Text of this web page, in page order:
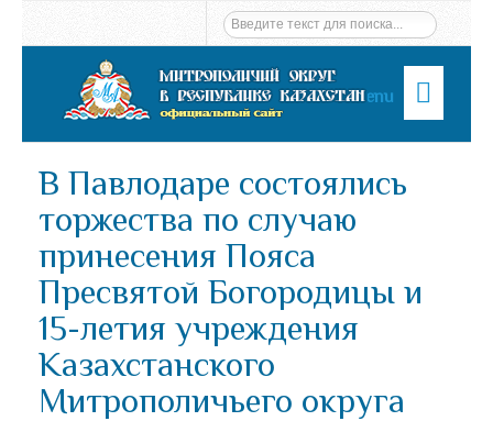
Menu
В Павлодаре состоялись
торжества по случаю
принесения Пояса
Пресвятой Богородицы и
15-летия учреждения
Казахстанского
Митрополичьего округа